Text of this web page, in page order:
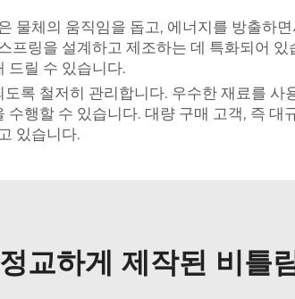
물체의 움직임을 돕고, 에너지를 방출하
링을 설계하고 제조하는 데 특화되어 있
드릴 수 있습니다.
록 철저히 관리합니다. 우수한 재료를
행할 수 있습니다. 대량 구매 고객, 즉 대
있습니다.
교하게 제작된 비틀